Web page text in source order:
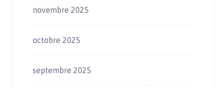
novembre 2025
octobre 2025
septembre 2025